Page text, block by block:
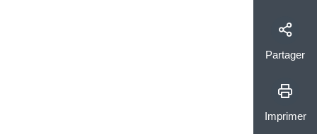
Partager
Imprimer